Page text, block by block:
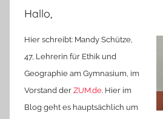
Beiträge
Hallo,
Hier schreibt: Mandy Schütze,
47, Lehrerin für Ethik und
Geographie am Gymnasium, im
Vorstand der ZUM.de. Hier im
Blog geht es hauptsächlich um